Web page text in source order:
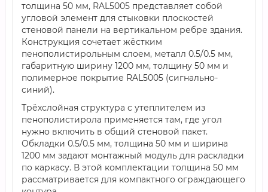
толщина 50 мм, RAL5005 представляет собой
угловой элемент для стыковки плоскостей
стеновой панели на вертикальном ребре здания.
Конструкция сочетает жёстким
пенополистирольным слоем, металл 0.5/0.5 мм,
габаритную ширину 1200 мм, толщину 50 мм и
полимерное покрытие RAL5005 (сигнально-
синий).
Трёхслойная структура с утеплителем из
пенополистирола применяется там, где угол
нужно включить в общий стеновой пакет.
Обкладки 0.5/0.5 мм, толщина 50 мм и ширина
1200 мм задают монтажный модуль для раскладки
по каркасу. В этой комплектации толщина 50 мм
рассматривается для компактного ограждающего